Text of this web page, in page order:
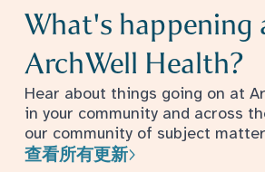
What's happening
ArchWell Health?
Hear about things going on at
in your community and across
our community of subject
查看所有更新